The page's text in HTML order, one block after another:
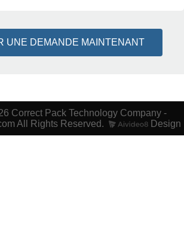
UNE DEMANDE MAINTENANT
Correct Pack Technology Company -
All Rights Reserved.
Design